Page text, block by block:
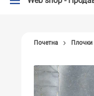
НАШИ
ПЛОЧКИ
СЛАВИНИ
Почетна Плочки